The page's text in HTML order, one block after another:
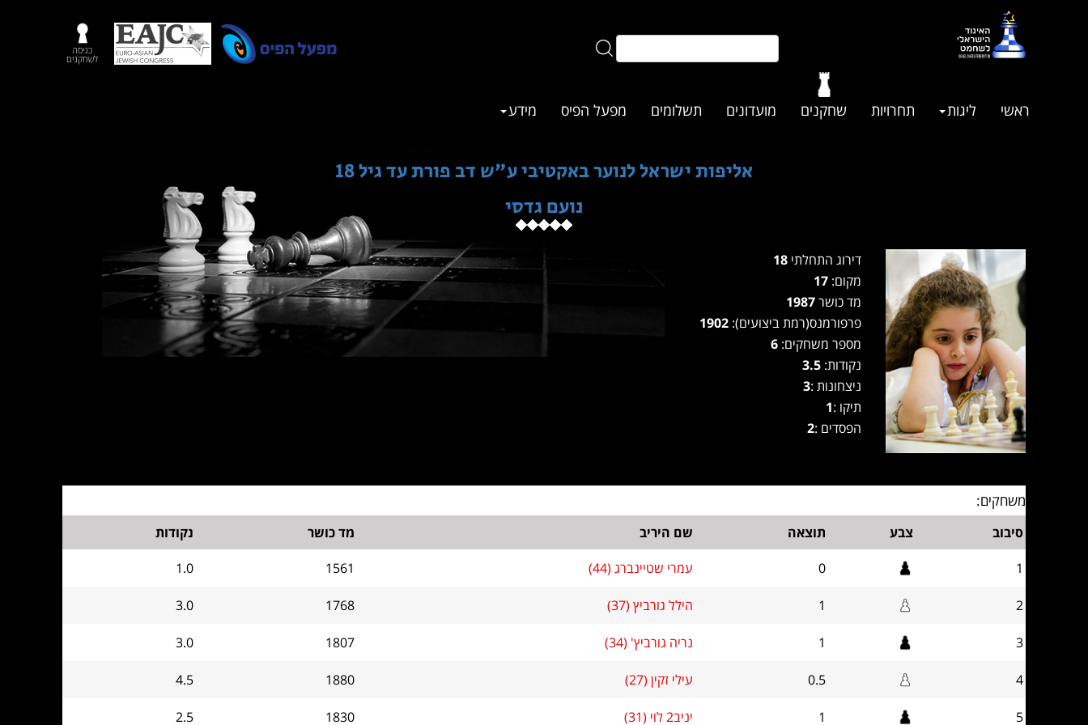
כניסה
לשחקנים
ראשי ליגות תחרויות שחקנים מועדונים תשלומים מפעל הפיס מידע
אליפות ישראל לנוער באקטיבי ע"ש דב פורת עד גיל 18
נועם גדסי
דירוג התחלתי 18
מקום: 17
מד כושר1987
פרפורמנס(רמת ביצועים): 1902
מספר משחקים: 6
נקודות:3.5
ניצחונות :3
תיקו :1
הפסדים :2
משחקים:
סיבוב צבע תוצאה שם היריב מד כושר
נקודות
1
0 עמרי שטיינברג (44) 1561
1.0
2
1 הילל גורביץ (37) 1768
3.0
3
1 נריה גורביץ' (34) 1807
3.0
4
0.5 עילי זקין (27) 1880
4.5
5
1 יניב2 לוי (31) 1830
2.5